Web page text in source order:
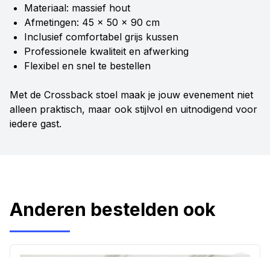
Materiaal: massief hout
Afmetingen: 45 x 50 x 90 cm
Inclusief comfortabel grijs kussen
Professionele kwaliteit en afwerking
Flexibel en snel te bestellen
Met de Crossback stoel maak je jouw evenement niet
alleen praktisch, maar ook stijlvol en uitnodigend voor
iedere gast.
Anderen bestelden ook